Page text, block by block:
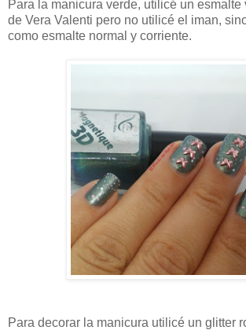
Para la manicura verde, utilicé un esmalte
de Vera Valenti pero no utilicé el iman,
como esmalte normal y corriente.
Para decorar la manicura utilicé un glitter